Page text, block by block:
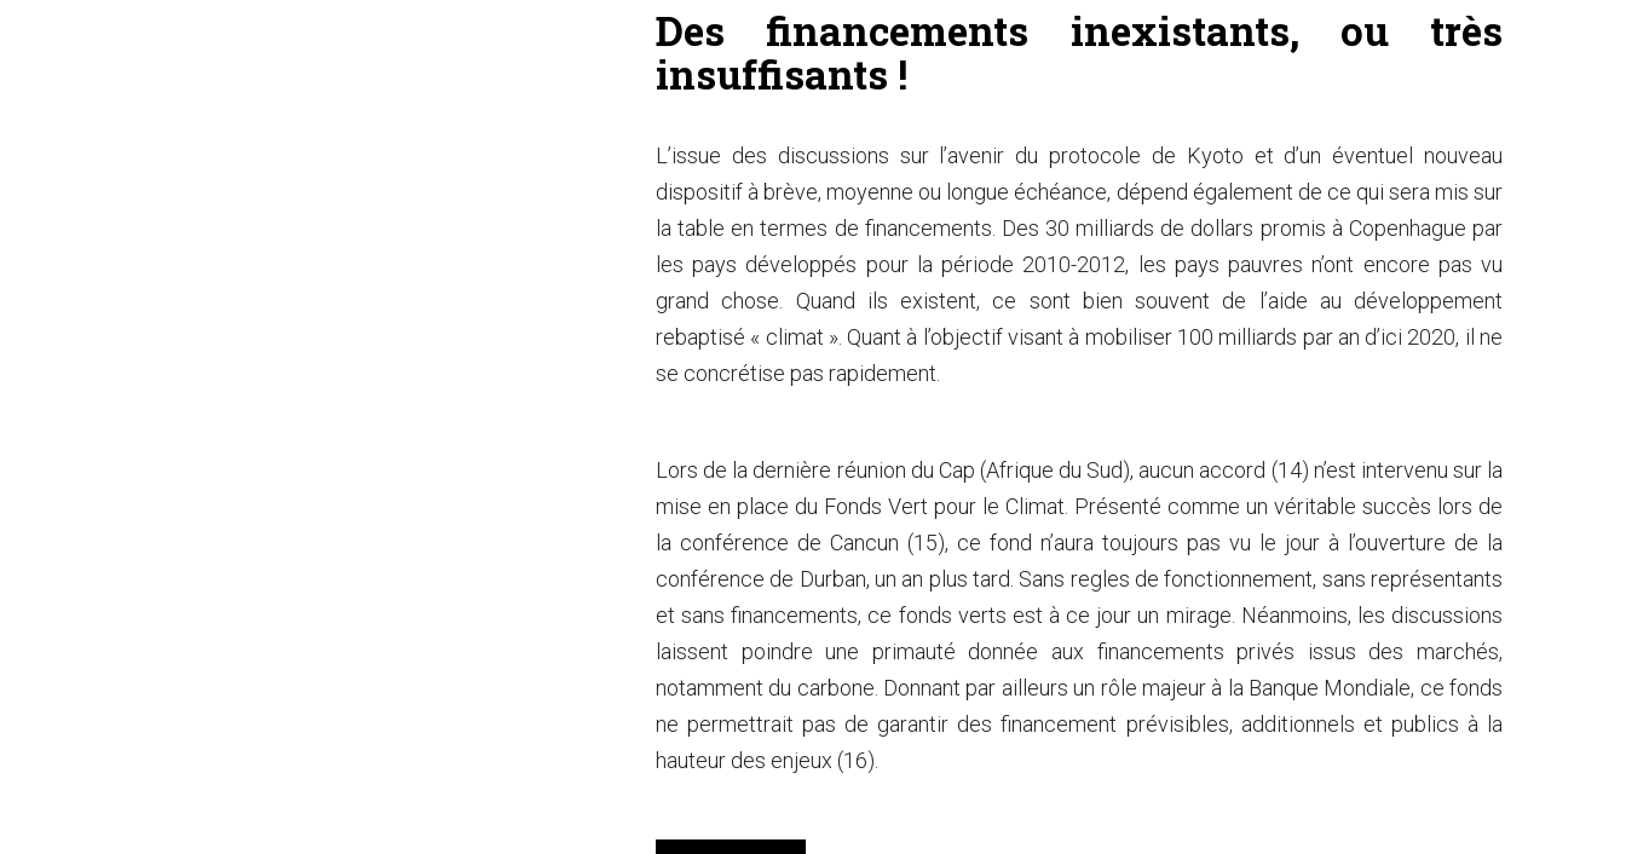
Des financements inexistants, ou très
insuffisants !
L’issue des discussions sur l’avenir du protocole de Kyoto et d’un éventuel nouveau
dispositif à brève, moyenne ou longue échéance, dépend également de ce qui sera mis sur
la table en termes de financements. Des 30 milliards de dollars promis à Copenhague par
les pays développés pour la période 2010-2012, les pays pauvres n’ont encore pas vu
grand chose. Quand ils existent, ce sont bien souvent de l’aide au développement
rebaptisé « climat ». Quant à l’objectif visant à mobiliser 100 milliards par an d’ici 2020, il ne
se concrétise pas rapidement.
Lors de la dernière réunion du Cap (Afrique du Sud), aucun accord (14) n’est intervenu sur la
mise en place du Fonds Vert pour le Climat. Présenté comme un véritable succès lors de
la conférence de Cancun (15), ce fond n’aura toujours pas vu le jour à l’ouverture de la
conférence de Durban, un an plus tard. Sans regles de fonctionnement, sans représentants
et sans financements, ce fonds verts est à ce jour un mirage. Néanmoins, les discussions
laissent poindre une primauté donnée aux financements privés issus des marchés,
notamment du carbone. Donnant par ailleurs un rôle majeur à la Banque Mondiale, ce fonds
ne permettrait pas de garantir des financement prévisibles, additionnels et publics à la
hauteur des enjeux (16).